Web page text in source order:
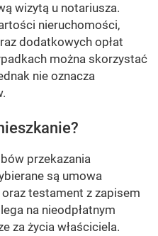
wizytą u notariusza.
nieruchomości,
dodatkowych opłat
można skorzystać
nie oznacza
przekazania
są umowa
testament z zapisem
na nieodpłatnym
za życia właściciela.